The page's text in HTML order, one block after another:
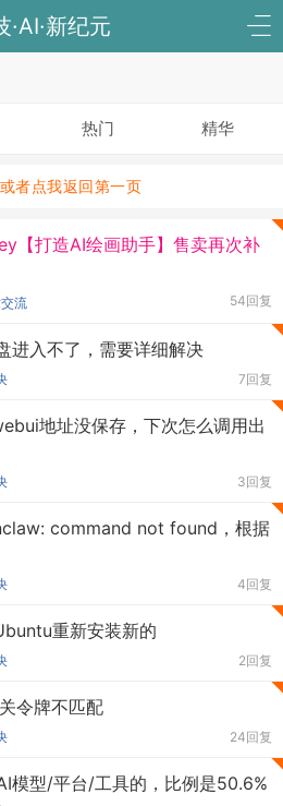
·AI·新纪元
热门 精华
者点我返回第一页
【打造AI绘画助手】售卖再次补
流 54回复
进入不了，需要详细解决
7回复
地址没保存，下次怎么调用出
3回复
command not found，根据
4回复
重新安装新的
2回复
令牌不匹配
24回复
模型/平台/工具的，比例是50.6%